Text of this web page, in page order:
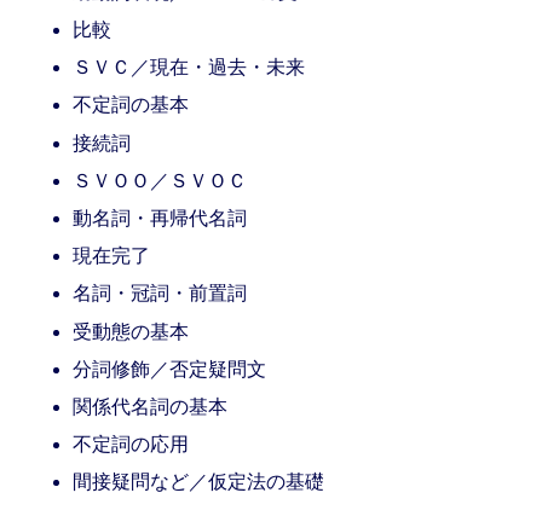
比較
ＳＶＣ／現在・過去・未来
不定詞の基本
接続詞
ＳＶＯＯ／ＳＶＯＣ
動名詞・再帰代名詞
現在完了
名詞・冠詞・前置詞
受動態の基本
分詞修飾／否定疑問文
関係代名詞の基本
不定詞の応用
間接疑問など／仮定法の基礎